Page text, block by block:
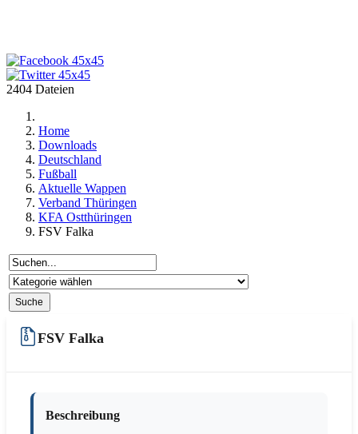
2404 Dateien
Home
Downloads
Deutschland
Fußball
Aktuelle Wappen
Verband Thüringen
KFA Ostthüringen
FSV Falka
FSV Falka
Beschreibung